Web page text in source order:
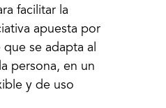
facilitar la
apuesta por
se adapta al
persona, en un
y de uso